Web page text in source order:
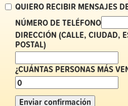
QUIERO RECIBIR MENSAJES
NÚMERO DE TELÉFONO
DIRECCIÓN (CALLE, CIUDAD,
POSTAL)
¿CUÁNTAS PERSONAS MÁS